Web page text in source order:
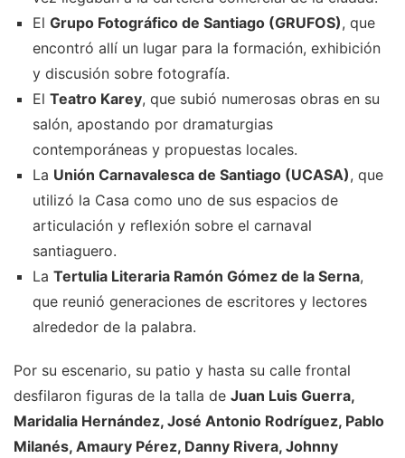
El Grupo Fotográfico de Santiago (GRUFOS), que
encontró allí un lugar para la formación, exhibición
y discusión sobre fotografía.
El Teatro Karey, que subió numerosas obras en su
salón, apostando por dramaturgias
contemporáneas y propuestas locales.
La Unión Carnavalesca de Santiago (UCASA), que
utilizó la Casa como uno de sus espacios de
articulación y reflexión sobre el carnaval
santiaguero.
La Tertulia Literaria Ramón Gómez de la Serna,
que reunió generaciones de escritores y lectores
alrededor de la palabra.
Por su escenario, su patio y hasta su calle frontal
desfilaron figuras de la talla de Juan Luis Guerra,
Maridalia Hernández, José Antonio Rodríguez, Pablo
Milanés, Amaury Pérez, Danny Rivera, Johnny